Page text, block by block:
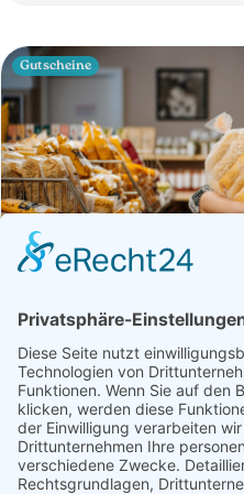
Nudelfabrik &
Fisch, Fleisch, Gastronomie,
Getreideprodukte, Gourmet-
Aufstriche & Co,
Snacks, Weitere Hofprodukte
Produktübersicht
Gutscheine